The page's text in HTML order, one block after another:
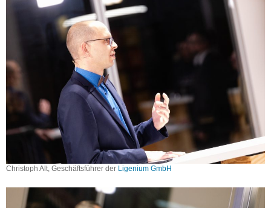
Christoph Alt, Geschäftsführer der Ligenium GmbH